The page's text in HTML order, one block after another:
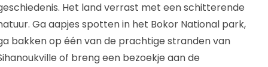
Het land verrast met een schitterende
Ga aapjes spotten in het Bokor National park,
bakken op één van de prachtige stranden van
of breng een bezoekje aan de